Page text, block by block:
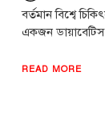
বর্তমান বিশ্বে
একজন ডায়াবেটিস
READ MORE